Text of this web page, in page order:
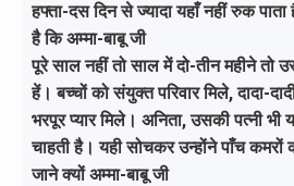
हफ्ता-दस दिन से ज्यादा यहाँ नहीं रुक
है कि अम्मा-बाबू जी
पूरे साल नहीं तो साल में दो-तीन महीने
हें। बच्चों को संयुक्त परिवार मिले, दादा-
भरपूर प्यार मिले। अनिता, उसकी पत्नी भी
चाहती है। यही सोचकर उन्होंने पाँच कमरों
जाने क्यों अम्मा-बाबू जी